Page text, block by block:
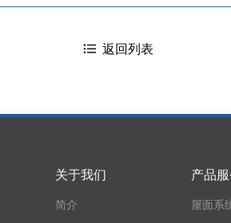
返回列表
关于我们
简介
产品
屋面系